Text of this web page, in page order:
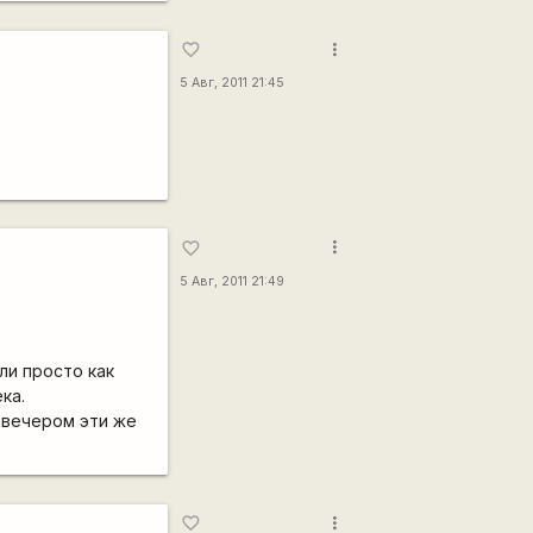
favorite_border
5 Авг, 2011 21:45
more_vert
просто как
эти же
favorite_border
5 Авг, 2011 21:49
more_vert
favorite_border more_vert